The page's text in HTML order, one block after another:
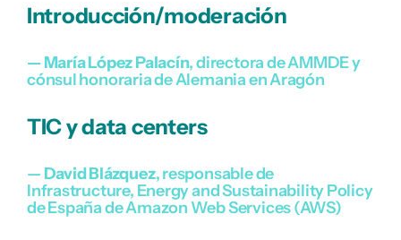
Introducción/moderación
— María LópezPalacín, directora de AMMDE y
cónsul honoraria de Alemania en Aragón
TIC y data centers
— David Blázquez, responsable de
Infrastructure, Energy and Sustainability Policy
de España de Amazon Web Services (AWS)